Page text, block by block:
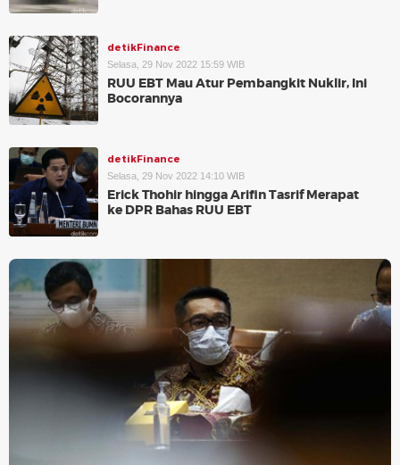
detikFinance
Selasa, 29 Nov 2022 15:59 WIB
RUU EBT Mau Atur Pembangkit Nuklir, Ini
Bocorannya
detikFinance
Selasa, 29 Nov 2022 14:10 WIB
Erick Thohir hingga Arifin Tasrif Merapat
ke DPR Bahas RUU EBT